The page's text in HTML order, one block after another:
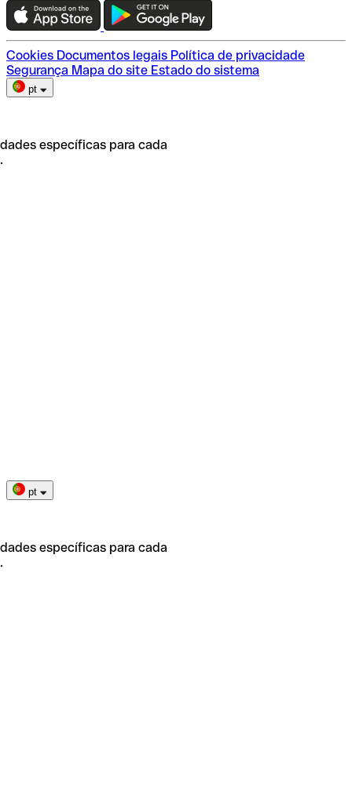
Escolha do plano
Cookies Documentos legais Política de privacidade
Segurança Mapa do site Estado do sistema
pt
específicas para cada
pt
específicas para cada